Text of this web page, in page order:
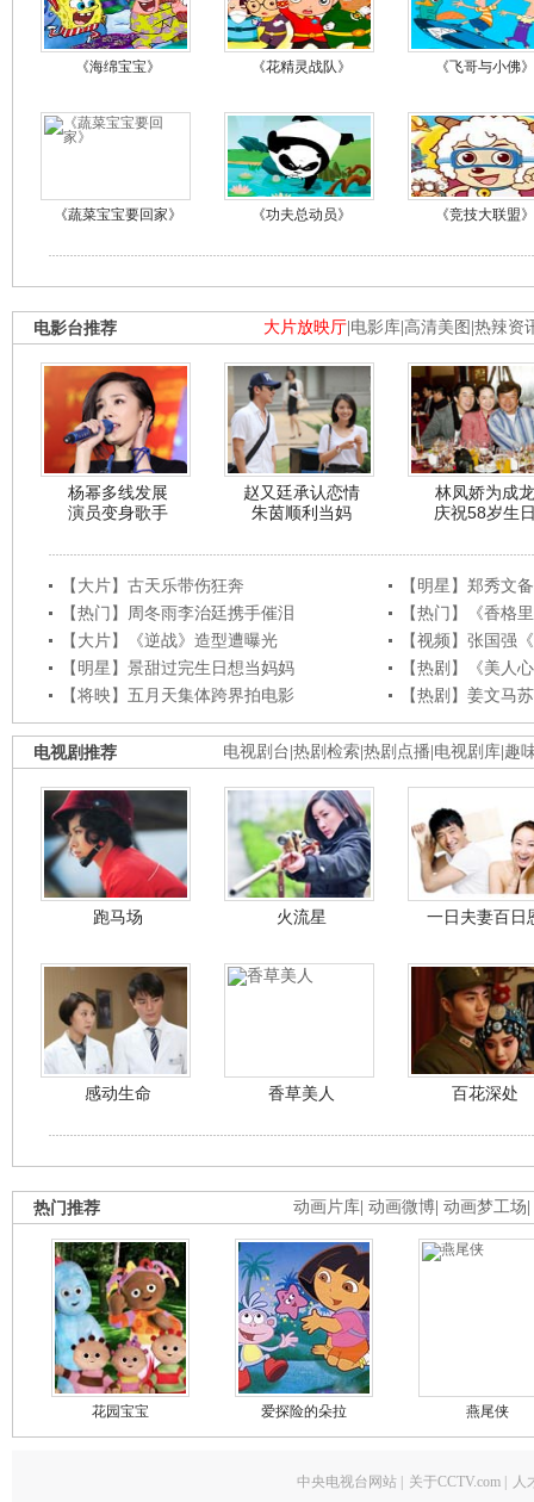
《海绵宝宝》 《花精灵战队》 《飞哥与小佛》
《蔬菜宝宝要回家》 《功夫总动员》 《竞技大联盟》
大片放映厅 电影库 高清美图 热辣资
电影台推荐
杨幂多线发展
演员变身歌手
赵又廷承认恋情
朱茵顺利当妈
林凤娇为成龙
庆祝58岁生
【大片】古天乐带伤狂奔
【明星】郑秀文
【热门】周冬雨李治廷携手催泪
【热门】《香格
【大片】《逆战》造型遭曝光
【视频】张国强
【明星】景甜过完生日想当妈妈
【热剧】《美人
【将映】五月天集体跨界拍电影
【热剧】姜文马
电视剧台 热剧检索 热剧点播 电视剧库 趣
电视剧推荐
跑马场 火流星 一日夫妻百日
感动生命 香草美人 百花深处
动画片库 动画微博 动画梦工场
热门推荐
花园宝宝 爱探险的朵拉 燕尾侠
中央电视台网站 关于CCTV.com 人